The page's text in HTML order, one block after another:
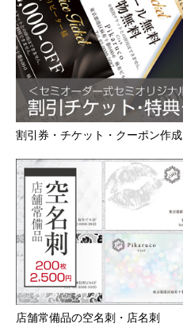
割引券・チケット・クーポン作成
店舗常備品の空名刺・店名刺